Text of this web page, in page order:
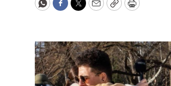
WhatsApp
Facebook
Twitter
EmailCopyPrint